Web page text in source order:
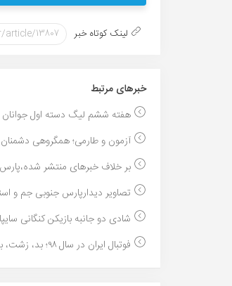
لینک کوتاه خبر
خبر‌های مرتبط
هفته ششم لیگ دسته اول جوانان
آزمون و طارمی؛ همگروهی
بر خلاف خبرهای منتشر
تصاویر دیدارپارس جنوبى جم و
شادی دو جانبه بازیکن کنگانی
فوتبال ایران در سال ۹۸؛ بد، زشت، بدهکار!...